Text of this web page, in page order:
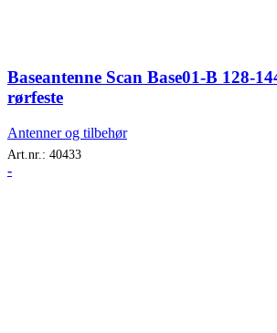
Baseantenne Scan Base01-B 128-
rørfeste
Antenner og tilbehør
Art.nr.: 40433
-